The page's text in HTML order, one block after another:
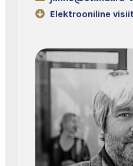
Elektrooniline